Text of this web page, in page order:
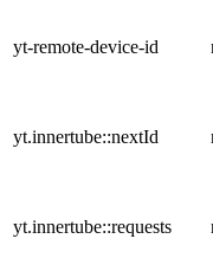
yt-remote-device-id
yt.innertube::nextId
yt.innertube::requests